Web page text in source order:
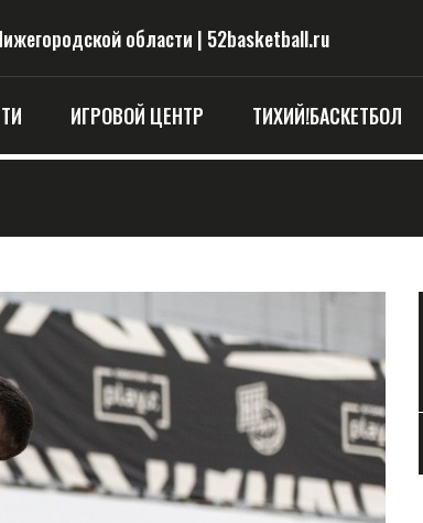
области | 52basketball.ru
ИГРОВОЙ ЦЕНТР ТИХИЙ!БАСКЕТБОЛ